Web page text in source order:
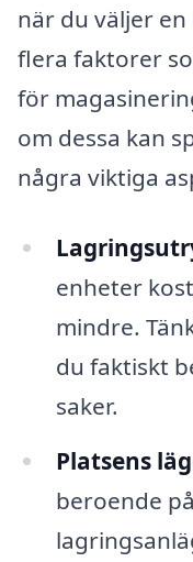
när du väljer
flera faktorer
för
om dessa kan
några viktiga
enheter
mindre.
du faktiskt
saker.
Platsens
beroende